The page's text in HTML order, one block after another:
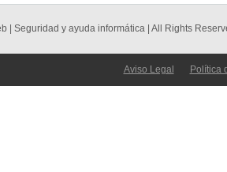
| Seguridad y ayuda informática | All Rights
Aviso Legal Política